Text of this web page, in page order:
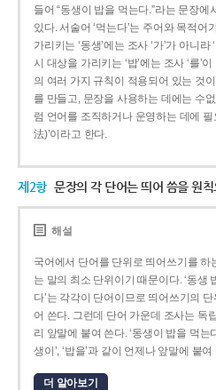
들어 “동생이 밥을 먹는다.”라는 문장
있다. 서술어 ‘먹는다’는 주어와 목적어
가리키는 ‘동생’에는 조사 ‘가’가 아니라
시 대상을 가리키는 ‘밥’에는 조사 ‘를’
의 여러 가지 규칙이 적용되어 있는 것
를 만들고, 문장을 사용하는 데에는 수
럼 언어를 조직하거나 운영하는 데에
法)’이라고 한다.
제2항 문장의 각 단어는 띄어 씀을 원칙
해설
국어에서 단어를 단위로 띄어쓰기를 하
는 말의 최소 단위이기 때문이다. ‘동생
다’는 각각이 단어이므로 띄어쓰기의 단
어 쓴다. 그런데 단어 가운데 조사는 독
리 앞말에 붙여 쓴다. ‘동생이 밥을 먹는
생이’, ‘밥을’과 같이 언제나 앞말에 붙여
더 알아보기